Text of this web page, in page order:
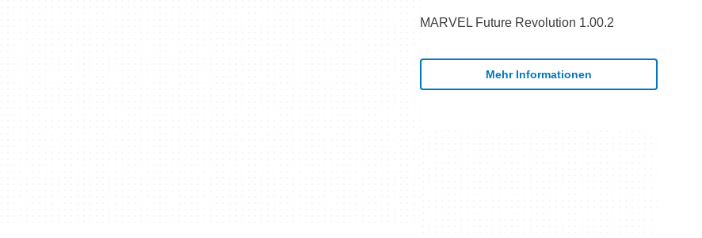
MARVEL Future Revolution 1.00.2
Mehr Informationen